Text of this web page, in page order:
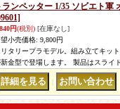
ランペッター 1/35 ソビエト軍
円(税別) [在庫なし]
小売価格: 9,800円
リタリープラモデル。組み立てキッ
金型で登場します。 製品はスライ